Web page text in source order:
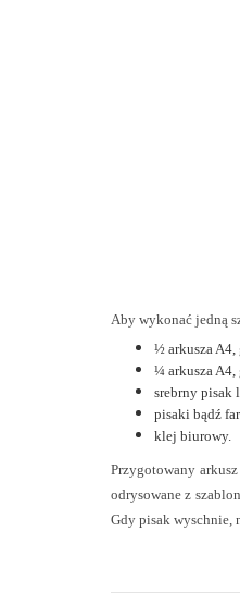
Aby wykonać jedną
½ arkusza A4,
¼ arkusza A4,
srebrny pisak
pisaki bądź
klej biurowy.
Przygotowany
odrysowane z
Gdy pisak wyschnie,